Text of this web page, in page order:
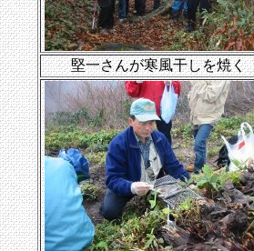
堅一さんが寒風干しを焼く